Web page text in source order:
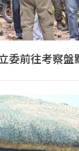
委前往考察盤